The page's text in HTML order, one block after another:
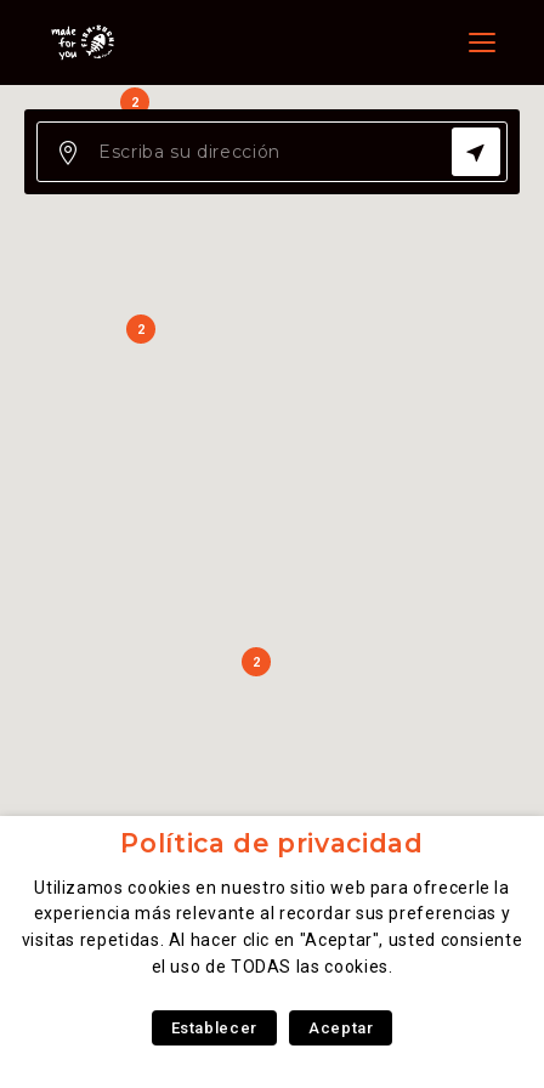
Menu
2
2
2
Política de privacidad
Utilizamos cookies en nuestro sitio web para ofrecerle la
experiencia más relevante al recordar sus preferencias y
visitas repetidas. Al hacer clic en "Aceptar", usted consiente
el uso de TODAS las cookies.
Establecer Aceptar